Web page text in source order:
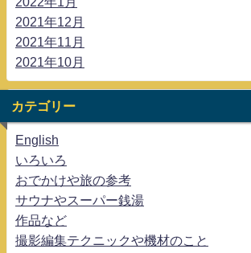
2021年12月
2021年11月
2021年10月
カテゴリー
English
いろいろ
おでかけや旅の参考
サウナやスーパー銭湯
作品など
撮影編集テクニックや機材のこと